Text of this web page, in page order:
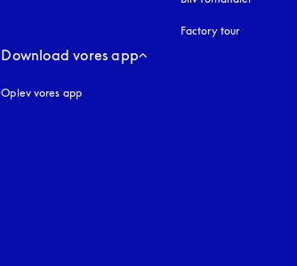
Factory tour
Download vores app
Oplev vores app